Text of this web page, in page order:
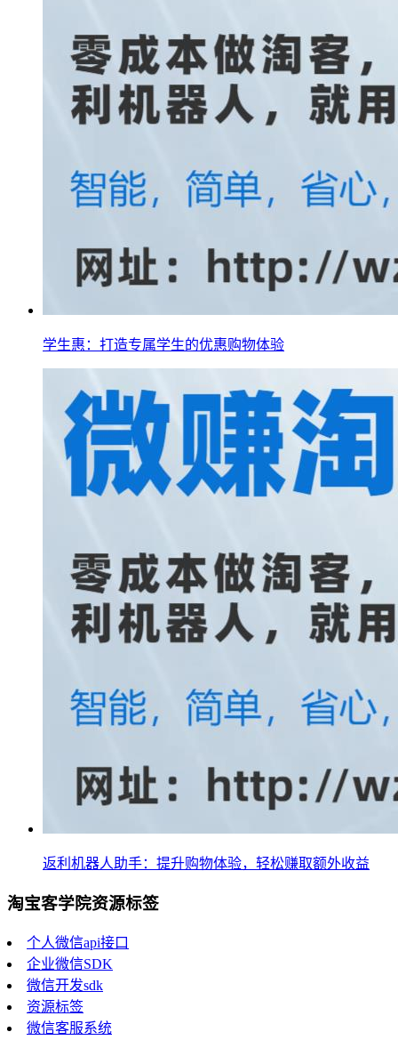
学生惠：打造专属学生的优惠购物体验
返利机器人助手：提升购物体验，轻松赚取额外收益
淘宝客学院资源标签
个人微信api接口
企业微信SDK
微信开发sdk
资源标签
微信客服系统